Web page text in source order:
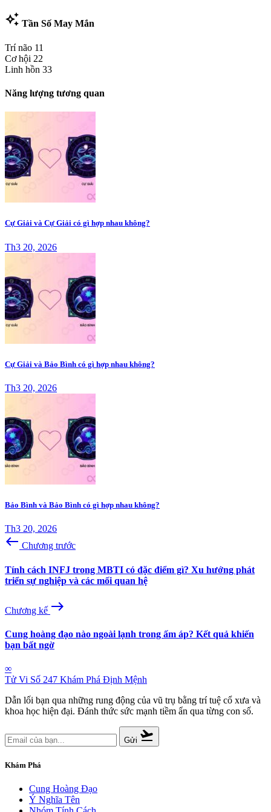
auto_awesome Tần Số May Mắn
Trí não 11
Cơ hội 22
Linh hồn 33
Năng lượng tương quan
Cự Giải và Cự Giải có gì hợp nhau không?
Th3 20, 2026
Cự Giải và Bảo Bình có gì hợp nhau không?
Th3 20, 2026
Bảo Bình và Bảo Bình có gì hợp nhau không?
Th3 20, 2026
west Chương trước
Tính cách INFJ trong MBTI có đặc điểm gì? Xu hướng phát
triển sự nghiệp và các mối quan hệ
Chương kế east
Cung hoàng đạo nào ngoài lạnh trong ấm áp? Kết quả khiến
bạn bất ngờ
∞
Tử Vi Số 247 Khám Phá Định Mệnh
Dẫn lối bạn qua những rung động của vũ trụ bằng trí tuệ cổ xưa và
khoa học hiện đại. Đánh thức sức mạnh tiềm ẩn qua từng con số.
Gửi flight_takeoff
Khám Phá
Cung Hoàng Đạo
Ý Nghĩa Tên